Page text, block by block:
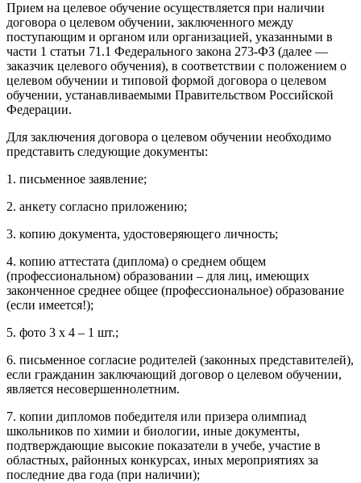
Прием на целевое обучение осуществляется при наличии
договора о целевом обучении, заключенного между
поступающим и органом или организацией, указанными в
части 1 статьи 71.1 Федерального закона 273-ФЗ (далее —
заказчик целевого обучения), в соответствии с положением о
целевом обучении и типовой формой договора о целевом
обучении, устанавливаемыми Правительством Российской
Федерации.
Для заключения договора о целевом обучении необходимо
представить следующие документы:
1. письменное заявление;
2. анкету согласно приложению;
3. копию документа, удостоверяющего личность;
4. копию аттестата (диплома) о среднем общем
(профессиональном) образовании – для лиц, имеющих
законченное среднее общее (профессиональное) образование
(если имеется!);
5. фото 3 x 4 – 1 шт.;
6. письменное согласие родителей (законных представителей),
если гражданин заключающий договор о целевом обучении,
является несовершеннолетним.
7. копии дипломов победителя или призера олимпиад
школьников по химии и биологии, иные документы,
подтверждающие высокие показатели в учебе, участие в
областных, районных конкурсах, иных мероприятиях за
последние два года (при наличии);